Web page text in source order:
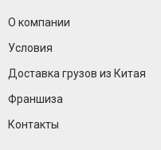
О компании
Условия
Доставка грузов из Китая
Франшиза
Контакты